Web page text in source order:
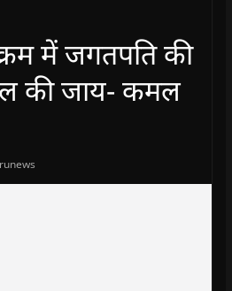
में जगतपति की
की जाय- कमल